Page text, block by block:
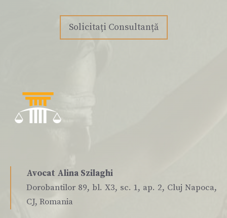
Solicitați Consultanță
Avocat Alina Szilaghi
Dorobantilor 89, bl. X3, sc. 1, ap. 2, Cluj Napoca,
CJ, Romania